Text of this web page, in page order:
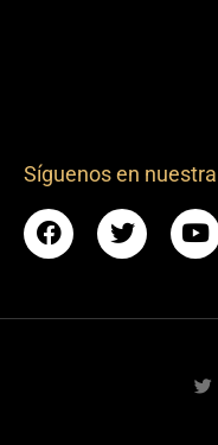
Síguenos en